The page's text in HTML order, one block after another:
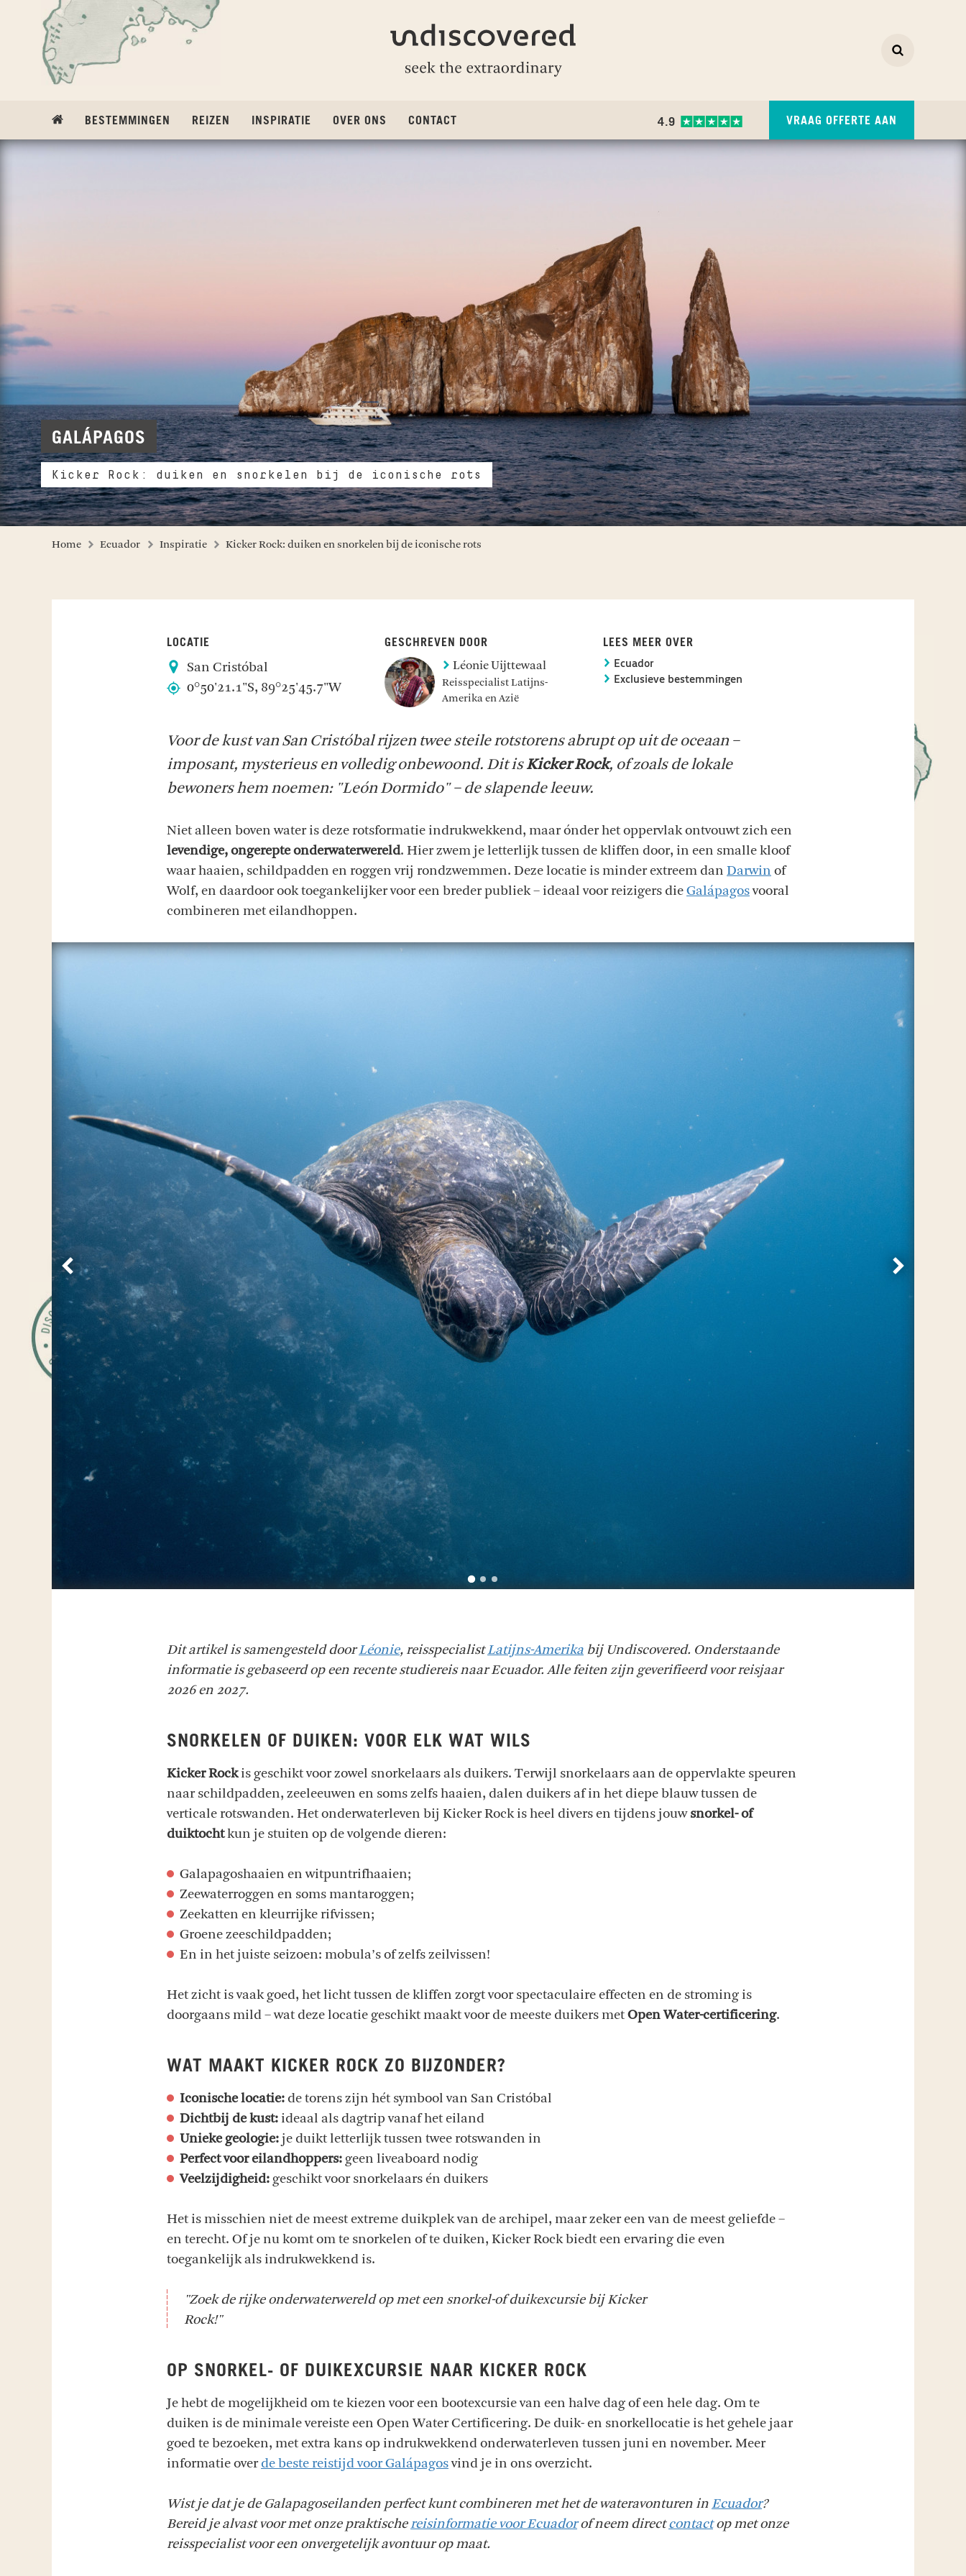
Ga naar inhoud
Undiscovered
Zoeken
BESTEMMINGEN REIZEN INSPIRATIE OVER ONS CONTACT 4.9 VRAAG OFFERTE AAN
GALÁPAGOS
Kicker Rock: duiken en snorkelen bij de iconische rots
Home Ecuador Inspiratie Kicker Rock: duiken en snorkelen bij de iconische rots
LOCATIE
San Cristóbal
0°50'21.1"S, 89°25'45.7"W
GESCHREVEN DOOR
Léonie Uijttewaal
Reisspecialist Latijns-
Amerika en Azië
LEES MEER OVER
Ecuador
Exclusieve bestemmingen
Voor de kust van San Cristóbal rijzen twee steile rotstorens abrupt op uit de oceaan –
imposant, mysterieus en volledig onbewoond. Dit isKicker Rock, of zoals de lokale
bewoners hem noemen: "León Dormido" – de slapende leeuw.
Niet alleen boven water is deze rotsformatie indrukwekkend, maar ónder het oppervlak ontvouwt zich een
levendige, ongerepte onderwaterwereld. Hier zwem je letterlijk tussen de kliffen door, in een smalle kloof
waar haaien, schildpadden en roggen vrij rondzwemmen. Deze locatie is minder extreem dan Darwin of
Wolf, en daardoor ook toegankelijker voor een breder publiek – ideaal voor reizigers dieGalápagosvooral
combineren met eilandhoppen.
Vorige Volgende
Dit artikel is samengesteld doorLéonie, reisspecialistLatijns-Amerika bij Undiscovered. Onderstaande
informatie is gebaseerd op een recente studiereis naar Ecuador. Alle feiten zijn geverifieerd voor reisjaar
2026 en 2027.
SNORKELEN OF DUIKEN: VOOR ELK WAT WILS
Kicker Rockis geschikt voor zowel snorkelaars als duikers. Terwijl snorkelaars aan de oppervlakte speuren
naar schildpadden, zeeleeuwen en soms zelfs haaien, dalen duikers af in het diepe blauw tussen de
verticale rotswanden. Het onderwaterleven bij Kicker Rock is heel divers en tijdens jouwsnorkel- of
duiktochtkun je stuiten op de volgende dieren:
Galapagoshaaien en witpuntrifhaaien;
Zeewaterroggen en soms mantaroggen;
Zeekatten en kleurrijke rifvissen;
Groene zeeschildpadden;
En in het juiste seizoen: mobula’s of zelfs zeilvissen!
Het zicht is vaak goed, het licht tussen de kliffen zorgt voor spectaculaire effecten en de stroming is
doorgaans mild – wat deze locatie geschikt maakt voor de meeste duikers metOpen Water-certificering.
WAT MAAKT KICKER ROCK ZO BIJZONDER?
Iconische locatie: de torens zijn hét symbool van San Cristóbal
Dichtbij de kust: ideaal als dagtrip vanaf het eiland
Unieke geologie:je duikt letterlijk tussen twee rotswanden in
Perfect voor eilandhoppers: geen liveaboard nodig
Veelzijdigheid: geschikt voor snorkelaars én duikers
Het is misschien niet de meest extreme duikplek van de archipel, maar zeker een van de meest geliefde –
en terecht. Of je nu komt om te snorkelen of te duiken, Kicker Rock biedt een ervaring die even
toegankelijk als indrukwekkend is.
"Zoek de rijke onderwaterwereld op met een snorkel-of duikexcursie bij Kicker
Rock!"
OP SNORKEL- OF DUIKEXCURSIE NAAR KICKER ROCK
Je hebt de mogelijkheid om te kiezen voor een bootexcursie van een halve dag of een hele dag. Om te
duiken is de minimale vereiste een Open Water Certificering. De duik- en snorkellocatie is het gehele jaar
goed te bezoeken, met extra kans op indrukwekkend onderwaterleven tussen juni en november. Meer
informatie overde beste reistijd voor Galápagosvind je in ons overzicht.
Wist je dat je de Galapagoseilanden perfect kunt combineren met het de wateravonturen inEcuador?
Bereid je alvast voor met onze praktischereisinformatie voor Ecuadorof neem directcontactop met onze
reisspecialist voor een onvergetelijk avontuur op maat.